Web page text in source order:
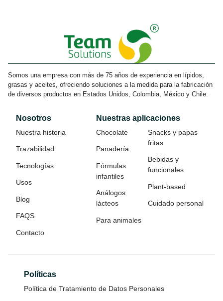
Somos una empresa con más de 75 años de experiencia en lípidos,
grasas y aceites, ofreciendo soluciones a la medida para la fabricación
de diversos productos en Estados Unidos, Colombia, México y Chile.
Nosotros
Nuestra historia
Trazabilidad
Tecnologías
Usos
Blog
FAQS
Contacto
Nuestras aplicaciones
Chocolate
Panadería
Fórmulas
infantiles
Análogos
lácteos
Para animales
Snacks y papas
fritas
Bebidas y
funcionales
Plant-based
Cuidado personal
Políticas
Política de Tratamiento de Datos Personales